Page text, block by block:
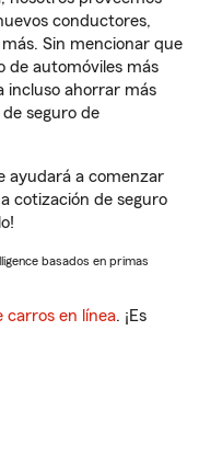
conductores,
Sin mencionar que
de automóviles más
incluso ahorrar más
seguro de
ayudará a comenzar
cotización de seguro
basados en primas
carros en línea. ¡Es